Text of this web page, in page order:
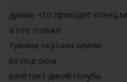
думаю что приходит конец
а это только
туманы окутали землю
из-под окна
взлетает дикий голубь